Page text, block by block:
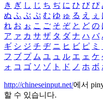
き ぎ し じ ち ぢ に ひ び ぴ
ぬ ふ ぶ ぷ む ゆ ゅ る え ぇ
れ お ぉ こ ご そ ぞ と ど の
ア ァ カ サ ザ タ ダ ナ ハ バ
ギ シ ジ チ ヂ ニ ヒ ビ ピ ミ
フ ブ プ ム ユ ュ ル エ ェ ケ
ォ コ ゴ ソ ゾ ト ド ノ ホ ボ
http://chineseinput.net/에서
할 수 있습니다.